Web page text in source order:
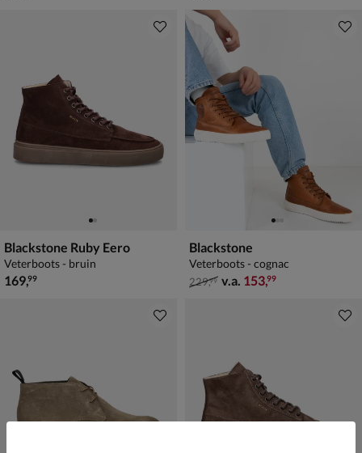
Blackstone Ruby Eero
Veterboots - bruin
€ 169,99
169,99
Blackstone
Veterboots - cognac
van € 229,99 vanaf € 153,99
229,99 v.a. 153,99